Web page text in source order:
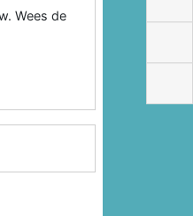
Wees de